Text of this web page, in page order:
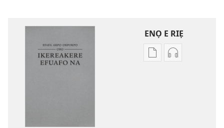
ENỌ E RIẸ
OghẹrẹOghẹrẹ